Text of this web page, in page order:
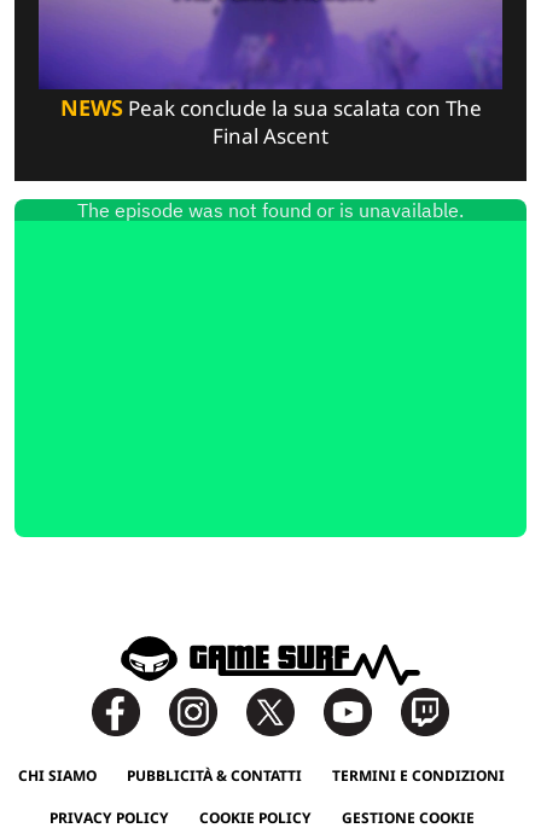
NEWSPeak conclude la sua scalata con The
Final Ascent
CHI SIAMO PUBBLICITÀ & CONTATTI TERMINI E CONDIZIONI
PRIVACY POLICY COOKIE POLICY GESTIONE COOKIE